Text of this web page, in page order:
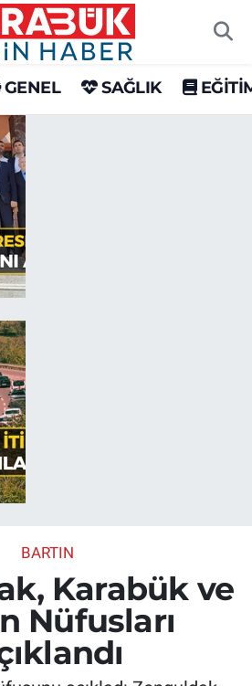
GENEL SAĞLIK
BARTIN
Karabük ve
Nüfusları
Haritası
ve Fikstür